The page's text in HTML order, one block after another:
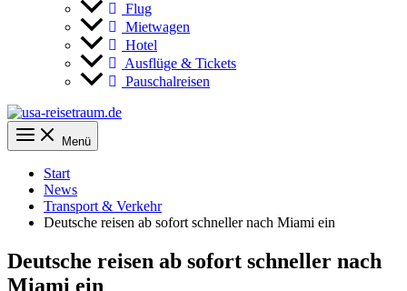
Flug
Mietwagen
Hotel
Ausflüge & Tickets
Pauschalreisen
Menü
Start
News
Transport & Verkehr
Deutsche reisen ab sofort schneller nach Miami ein
Deutsche reisen ab sofort schneller nach
Miami ein